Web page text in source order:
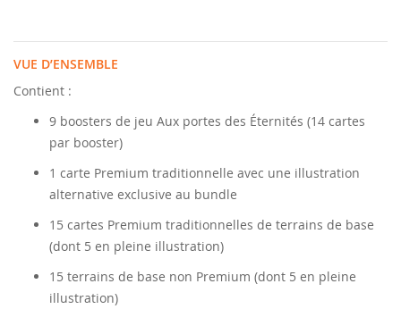
VUE D’ENSEMBLE
Contient :
9 boosters de jeu Aux portes des Éternités (14 cartes
par booster)
1 carte Premium traditionnelle avec une illustration
alternative exclusive au bundle
15 cartes Premium traditionnelles de terrains de base
(dont 5 en pleine illustration)
15 terrains de base non Premium (dont 5 en pleine
illustration)